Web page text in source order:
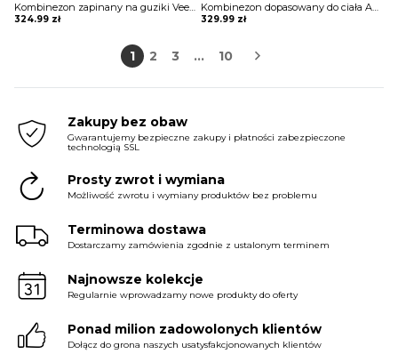
Kombinezon zapinany na guziki Veena
324.99 zł
Kombinezon dopasowany do ciała Amalle
329.99 zł
1 2 3 … 10
Zakupy bez obaw
Gwarantujemy bezpieczne zakupy i płatności zabezpieczone
technologią SSL
Prosty zwrot i wymiana
Możliwość zwrotu i wymiany produktów bez problemu
Terminowa dostawa
Dostarczamy zamówienia zgodnie z ustalonym terminem
Najnowsze kolekcje
Regularnie wprowadzamy nowe produkty do oferty
Ponad milion zadowolonych klientów
Dołącz do grona naszych usatysfakcjonowanych klientów